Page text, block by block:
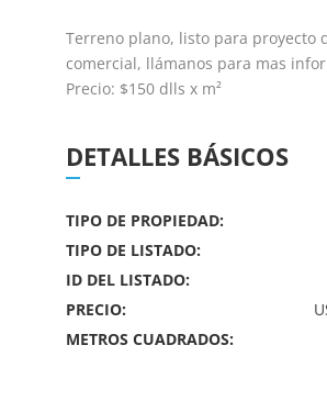
Terreno plano, listo para proyecto
comercial, llámanos para mas
Precio: $150 dlls x m²
DETALLES BÁSICOS
TIPO DE PROPIEDAD:
TIPO DE LISTADO:
ID DEL LISTADO:
PRECIO:
METROS CUADRADOS: